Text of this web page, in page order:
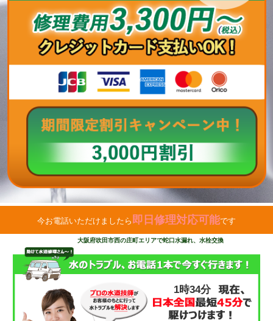
今お電話いただけましたら 即日修理対応可能です
大阪府吹田市西の庄町エリアで蛇口水漏れ、水栓交換
1時34分